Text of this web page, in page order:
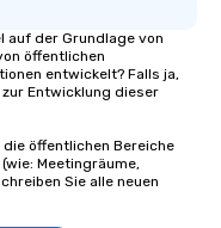
auf der Grundlage von
öffentlichen
entwickelt? Falls ja,
Entwicklung dieser
öffentlichen Bereiche
Meetingräume,
Sie alle neuen